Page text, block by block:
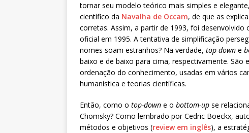
tornar seu modelo teórico mais simples e
científico da Navalha de Occam, de que as
corretas. Assim, a partir de 1993, foi
oficial em 1995. A tentativa de simplificação
nomes soam estranhos? Na verdade, top-down e
baixo e de baixo para cima, respectivamente.
ordenação do conhecimento, usadas em vários
humanística e teorias científicas.
Então, como o top-down e o bottom-up se
Chomsky? Como lembrado por Cedric Boeckx,
métodos e objetivos (review em inglês), a